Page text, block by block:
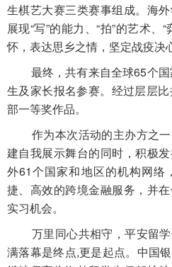
生棋艺大赛三类赛事组成。海
展现“写”的能力、“拍”的艺术、
怀，表达思乡之情，坚定战疫决
最终，共有来自全球65个
生及家长报名参赛。经过层层
部一等奖作品。
作为本次活动的主办方之
建自我展示舞台的同时，积极
外61个国家和地区的机构网络
捷、高效的跨境金融服务，并
实习机会。
万里同心共相守，平安留学
满落幕是终点,更是起点。中国